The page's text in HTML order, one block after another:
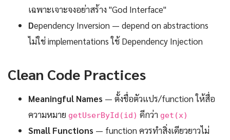
เฉพาะเจาะจงอย่าสร้าง "God Interface"
Dependency Inversion — depend on abstractions
ไม่ใช่ implementations ใช้ Dependency Injection
Clean Code Practices
Meaningful Names — ตั้งชื่อตัวแปร/function ให้สื่อ
ความหมาย getUserById(id) ดีกว่า get(x)
Small Functions — function ควรทำสิ่งเดียวยาวไม่